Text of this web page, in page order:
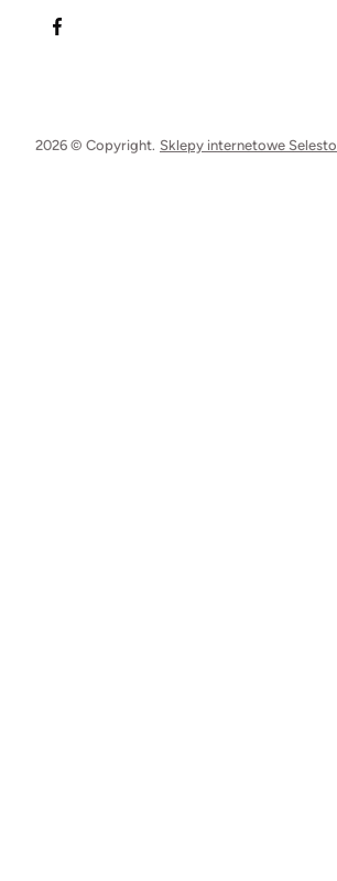
2026 © Copyright. Sklepy internetowe Selesto